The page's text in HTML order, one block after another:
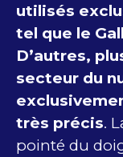
utilisés
tel que le
D’autres,
secteur du
très précis.
pointé du